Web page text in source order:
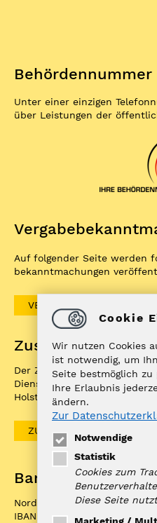
Behördennummer
Unter einer einzigen
über Leistungen der
Auf folgender Seite werden
bekannt­machungen
Der ZuFiSH ist ein
Dienstleistungen, die die
Holstein Ihnen als BürgerIn
ZUFISH
Bankverbindung
Nord-Ostsee Sparkasse
IBAN: DE10 2175 0000 0070
Cookie
Wir nutzen Cookies
ist notwendig, um
Seite bestmöglich zu
Ihre Erlaubnis
ändern.
Zur
Notwendige
Statistik
Cookies zum
Diese Seite
Marketing /